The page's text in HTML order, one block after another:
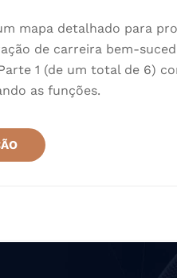
mapa detalhado para
de carreira bem-
1 (de um total de 6)
as funções.